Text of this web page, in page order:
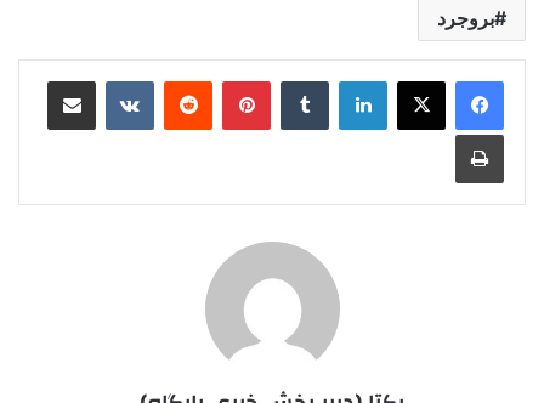
بروجرد
لینکدین ‫تامبلر ‫پین‌ترست‫رددیت ‫VKontakteاشتراک گذاری از طریق ایمیل
چاپ